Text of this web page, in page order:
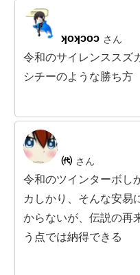
ʞoʞɔoɔ さん
令和のサイレンススズ
シチーのような勝ち方
㈹ さん
令和のツインターボし
カしかり、そんな安易
からないが、伝説の再
う点では納得できる